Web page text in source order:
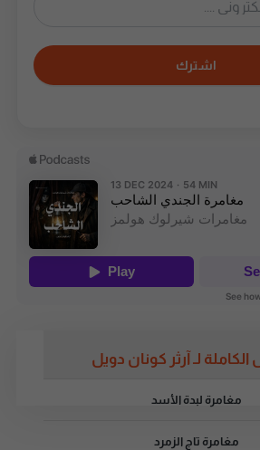
اشترك
الكاملة لـ آرثر كونان دويل
مغامرة لبدة الأسد
مغامرة تاج الزمرد